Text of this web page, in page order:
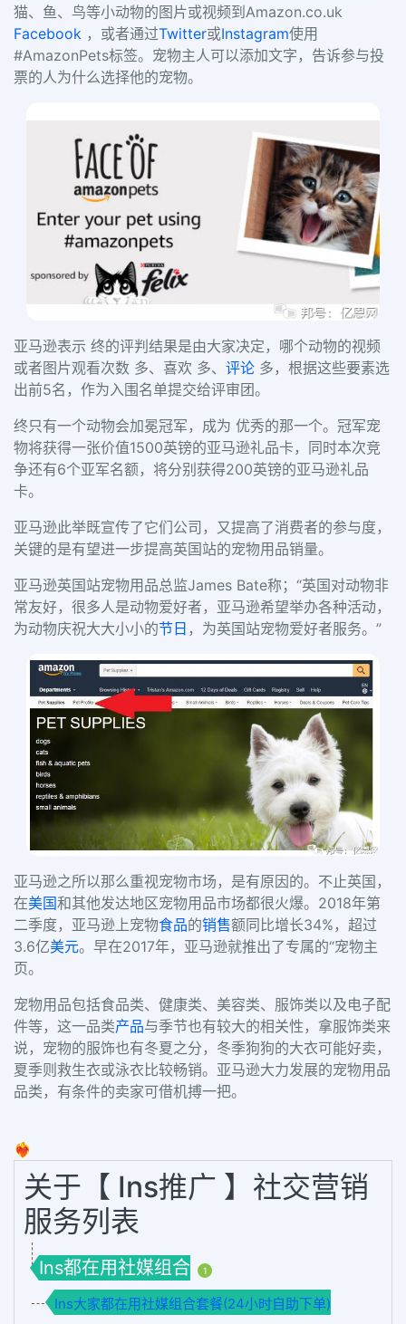
猫、鱼、鸟等小动物的图片或视频到 Amazon.co.uk
Facebook ，或者通过Twitter或Instagram使用
#AmazonPets标签。宠物主人可以添加文字，告诉参与投
票的人为什么选择他的宠物。
亚马逊表示 终的评判结果是由大家决定，哪个动物的视频
或者图片观看次数 多、喜欢 多、 评论 多，根据这些要素选
出前5名，作为入围名单提交给评审团。
终只有一个动物会加冕冠军，成为 优秀的那一个。冠军宠
物将获得一张价值1500英镑的亚马逊礼品卡，同时本次竞
争还有6个亚军名额，将分别获得200英镑的亚马逊礼品
卡。
亚马逊此举既宣传了它们公司，又提高了消费者的参与度，
关键的是有望进一步提高英国站的宠物用品销量。
亚马逊英国站宠物用品总监James Bate称 ； “英国对动物非
常友好，很多人是动物爱好者，亚马逊希望举办各种活动，
为动物庆祝大大小小的节日 ，为英国站宠物爱好者服务。”
亚马逊之所以那么重视宠物市场，是有原因的。不止英国，
在美国和其他发达地区宠物用品市场都很火爆。 2018年第
二季度，亚马逊上宠物食品的销售额同比增长34%，超过
3.6亿美元。 早在2017年，亚马逊就推出了专属的“宠物主
页。
宠物用品包括食品类、健康类、美容类、服饰类以及电子配
件等，这一品类产品与季节也有较大的相关性，拿服饰类来
说，宠物的服饰也有冬夏之分，冬季狗狗的大衣可能好卖，
夏季则救生衣或泳衣比较畅销。亚马逊大力发展的宠物用品
品类，有条件的卖家可借机搏一把。
❤️‍🔥
关于【 Ins推广 】社交营销
服务列表
Ins都在用社媒组合 1
Ins大家都在用社媒组合套餐(24小时自助下单)